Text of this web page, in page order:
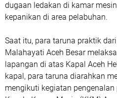
dugaan ledakan di kamar
kepanikan di area pelabuhan.
Saat itu, para taruna praktik
Malahayati Aceh Besar
lapangan di atas Kapal Aceh
kapal, para taruna diarahkan
mengikuti kegiatan